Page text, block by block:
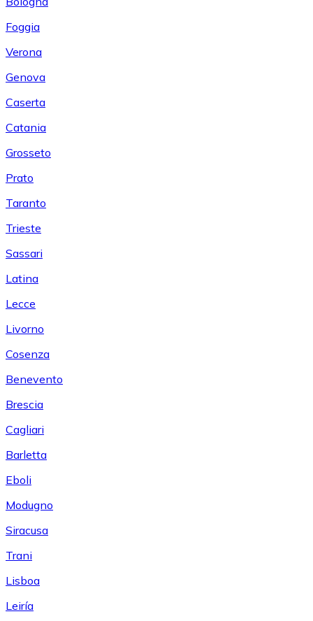
Foggia
Verona
Genova
Caserta
Catania
Grosseto
Prato
Taranto
Trieste
Sassari
Latina
Lecce
Livorno
Cosenza
Benevento
Brescia
Cagliari
Barletta
Eboli
Modugno
Siracusa
Trani
Lisboa
Leiría